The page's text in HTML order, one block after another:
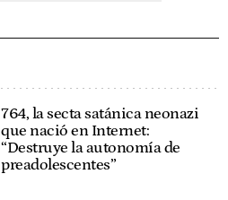
764, la secta satánica neonazi
que nació en Internet:
“Destruye la autonomía de
preadolescentes”